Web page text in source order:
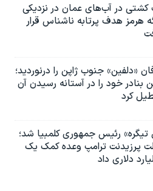
در آب‌های عمان در نزدیکی
هرمز هدف پرتابه ناشناس قرار
«دلفین» جنوب ژاپن را درنوردید؛
بنادر خود را در آستانه رسیدن آن
کرد
تیگره» رئیس جمهوری کلمبیا شد؛
پرزیدنت ترامپ وعده کمک یک
دلاری داد